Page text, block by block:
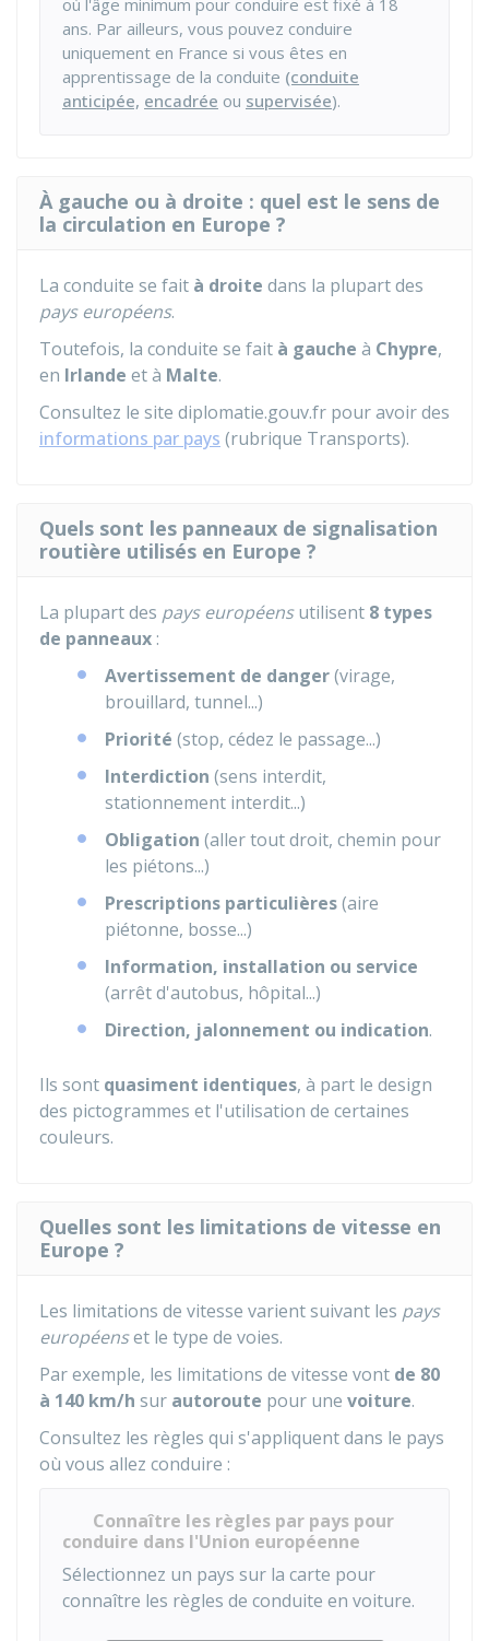
où l'âge minimum pour conduire est fixé à 18
ans. Par ailleurs, vous pouvez conduire
uniquement en France si vous êtes en
apprentissage de la conduite (conduite
anticipée, encadrée ou supervisée).
À gauche ou à droite : quel est le sens de
la circulation en Europe ?
La conduite se fait à droite dans la plupart des
pays européens.
Toutefois, la conduite se fait à gauche à Chypre,
en Irlande et à Malte.
Consultez le site diplomatie.gouv.fr pour avoir des
informations par pays (rubrique Transports).
Quels sont les panneaux de signalisation
routière utilisés en Europe ?
La plupart des pays européensutilisent 8 types
de panneaux :
Avertissement de danger(virage,
brouillard, tunnel...)
Priorité (stop, cédez le passage...)
Interdiction (sens interdit,
stationnement interdit...)
Obligation (aller tout droit, chemin pour
les piétons...)
Prescriptions particulières(aire
piétonne, bosse...)
Information, installation ou service
(arrêt d'autobus, hôpital...)
Direction, jalonnement ou indication.
Ils sont quasiment identiques, à part le design
des pictogrammes et l'utilisation de certaines
couleurs.
Quelles sont les limitations de vitesse en
Europe ?
Les limitations de vitesse varient suivant les pays
européenset le type de voies.
Par exemple, les limitations de vitesse vont de 80
à 140 km/h sur autoroute pour une voiture.
Consultez les règles qui s'appliquent dans le pays
où vous allez conduire :
Connaître les règles par pays pour
conduire dans l'Union européenne
Sélectionnez un pays sur la carte pour
connaître les règles de conduite en voiture.